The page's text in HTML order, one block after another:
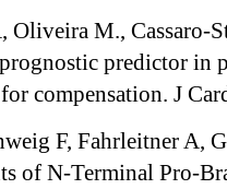
Oliveira M., Cassaro-
predictor in
compensation. J
F, Fahrleitner A,
of N-Terminal Pro-